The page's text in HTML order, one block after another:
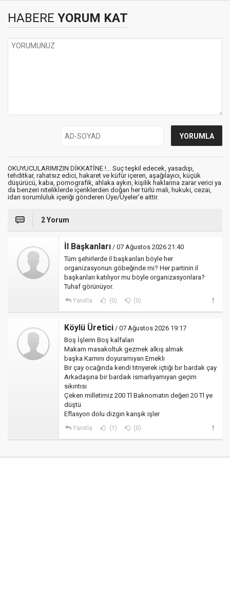
HABERE YORUM KAT
OKUYUCULARIMIZIN DİKKATİNE !... Suç teşkil edecek, yasadışı,
tehditkar, rahatsız edici, hakaret ve küfür içeren, aşağılayıcı, küçük
düşürücü, kaba, pornografik, ahlaka aykırı, kişilik haklarına zarar verici ya
da benzeri niteliklerde içeriklerden doğan her türlü mali, hukuki, cezai,
idari sorumluluk içeriği gönderen Üye/Üyeler’e aittir.
2 Yorum
İl Başkanları / 07 Ağustos 2026 21:40
Tüm şehirlerde il başkanları böyle her
organizasyonun göbeğinde mi? Her partinin il
başkanları katılıyor mu böyle organizasyonlara?
Tuhaf görünüyor.
Yanıtla (0) (0)
Köylü Üretici / 07 Ağustos 2026 19:17
Boş İşlerin Boş kalfaları
Makam masakoltuk gezmek alkış almak
başka Karnını doyuramıyan Emeklı
Bir çay ocağında kendi tıtrıyerek içtiği bır bardak çay
Arkadaşına bir bardaık ismarlıyamıyan geçim
sıkıntısı
Çeken milletimiz 200 Tl Baknomatın değeri 20 Tl ye
düştü
Eflasyon dolu dizgın karışık işler
Yanıtla (1) (0)